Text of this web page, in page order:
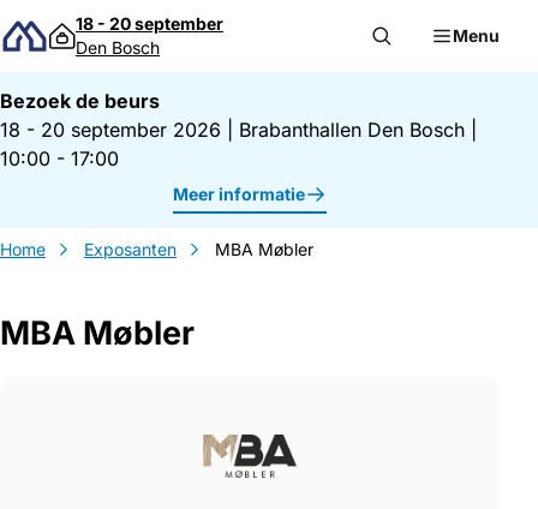
Direct naar inhoud
18 - 20 september
Den Bosch
Menu
Bezoek de beurs
18 - 20 september 2026
Brabanthallen Den Bosch
10:00 - 17:00
Meer informatie
Home Exposanten MBA Møbler
MBA Møbler